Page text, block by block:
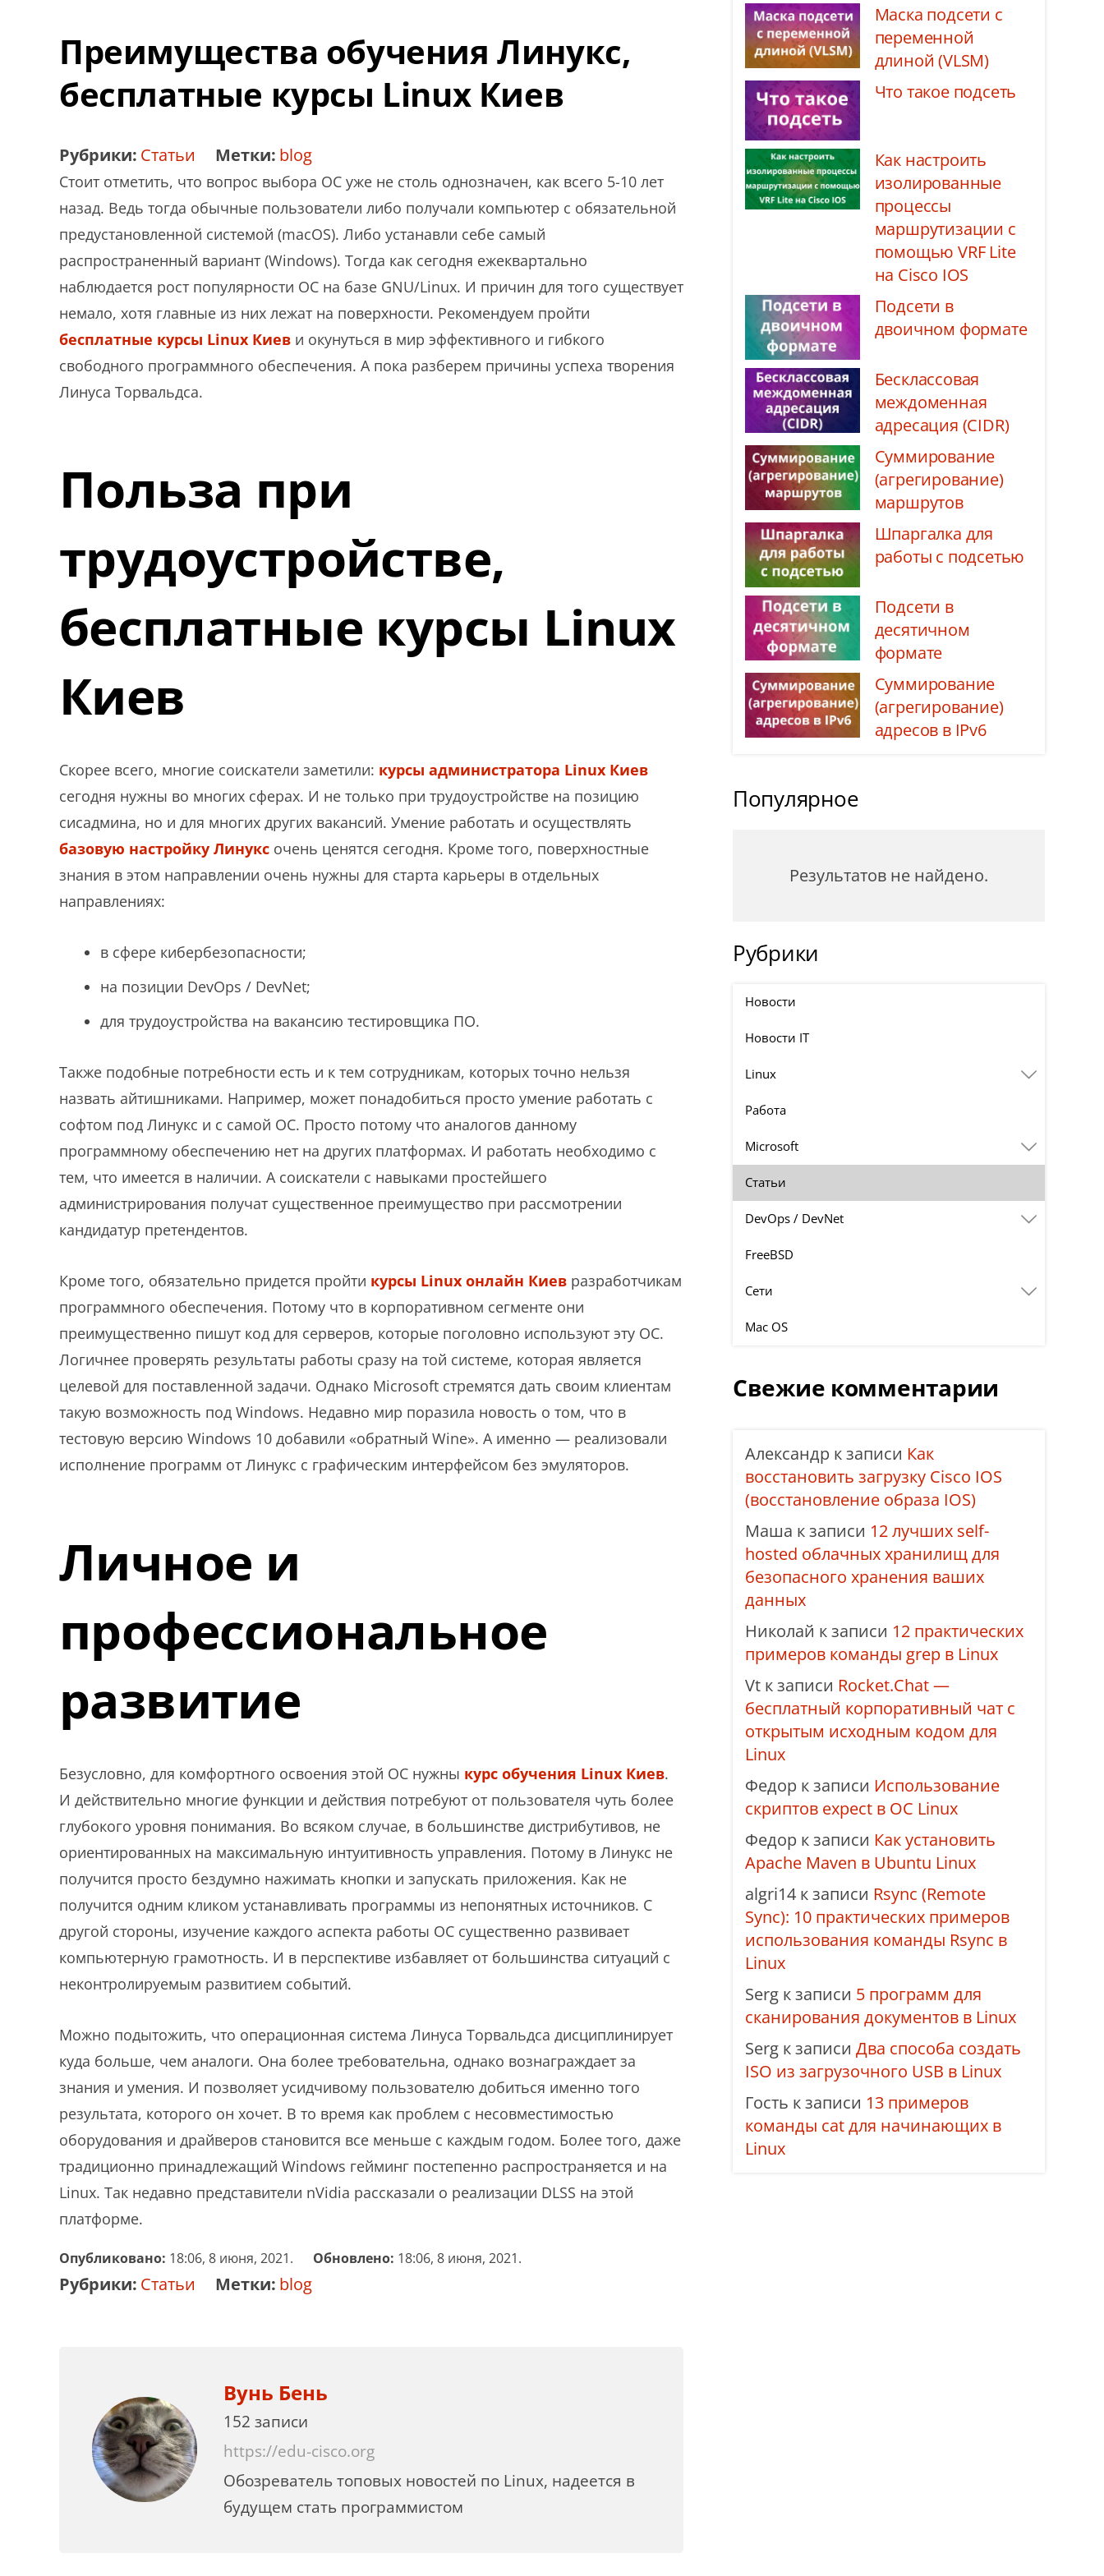
Преимущества обучения Линукс,
бесплатные курсы Linux Киев
Рубрики: Статьи Метки: blog
Стоит отметить, что вопрос выбора ОС уже не столь однозначен, как всего 5-10 лет
назад. Ведь тогда обычные пользователи либо получали компьютер с обязательной
предустановленной системой (macOS). Либо устанавли себе самый
распространенный вариант (Windows). Тогда как сегодня ежеквартально
наблюдается рост популярности ОС на базе GNU/Linux. И причин для того существует
немало, хотя главные из них лежат на поверхности. Рекомендуем пройти
бесплатные курсы Linux Киев и окунуться в мир эффективного и гибкого
свободного программного обеспечения. А пока разберем причины успеха творения
Линуса Торвальдса.
Польза при
трудоустройстве,
бесплатные курсы Linux
Киев
Скорее всего, многие соискатели заметили: курсы администратора Linux Киев
сегодня нужны во многих сферах. И не только при трудоустройстве на позицию
сисадмина, но и для многих других вакансий. Умение работать и осуществлять
базовую настройку Линукс очень ценятся сегодня. Кроме того, поверхностные
знания в этом направлении очень нужны для старта карьеры в отдельных
направлениях:
в сфере кибербезопасности;
на позиции DevOps / DevNet;
для трудоустройства на вакансию тестировщика ПО.
Также подобные потребности есть и к тем сотрудникам, которых точно нельзя
назвать айтишниками. Например, может понадобиться просто умение работать с
софтом под Линукс и с самой ОС. Просто потому что аналогов данному
программному обеспечению нет на других платформах. И работать необходимо с
тем, что имеется в наличии. А соискатели с навыками простейшего
администрирования получат существенное преимущество при рассмотрении
кандидатур претендентов.
Кроме того, обязательно придется пройти курсы Linux онлайн Киев разработчикам
программного обеспечения. Потому что в корпоративном сегменте они
преимущественно пишут код для серверов, которые поголовно используют эту ОС.
Логичнее проверять результаты работы сразу на той системе, которая является
целевой для поставленной задачи. Однако Microsoft стремятся дать своим клиентам
такую возможность под Windows. Недавно мир поразила новость о том, что в
тестовую версию Windows 10 добавили «обратный Wine». А именно — реализовали
исполнение программ от Линукс с графическим интерфейсом без эмуляторов.
Личное и
профессиональное
развитие
Безусловно, для комфортного освоения этой ОС нужны курс обучения Linux Киев.
И действительно многие функции и действия потребуют от пользователя чуть более
глубокого уровня понимания. Во всяком случае, в большинстве дистрибутивов, не
ориентированных на максимальную интуитивность управления. Потому в Линукс не
получится просто бездумно нажимать кнопки и запускать приложения. Как не
получится одним кликом устанавливать программы из непонятных источников. С
другой стороны, изучение каждого аспекта работы ОС существенно развивает
компьютерную грамотность. И в перспективе избавляет от большинства ситуаций с
неконтролируемым развитием событий.
Можно подытожить, что операционная система Линуса Торвальдса дисциплинирует
куда больше, чем аналоги. Она более требовательна, однако вознаграждает за
знания и умения. И позволяет усидчивому пользователю добиться именно того
результата, которого он хочет. В то время как проблем с несовместимостью
оборудования и драйверов становится все меньше с каждым годом. Более того, даже
традиционно принадлежащий Windows гейминг постепенно распространяется и на
Linux. Так недавно представители nVidia рассказали о реализации DLSS на этой
платформе.
Опубликовано: 18:06, 8 июня, 2021. Обновлено: 18:06, 8 июня, 2021.
Рубрики: Статьи Метки: blog
Вунь Бень
152 записи
https://edu-cisco.org
Обозреватель топовых новостей по Linux, надеется в
будущем стать программистом
Маска подсети с
переменной
длиной (VLSM)
Что такое подсеть
Как настроить
изолированные
процессы
маршрутизации с
помощью VRF Lite
на Cisco IOS
Подсети в
двоичном формате
Бесклассовая
междоменная
адресация (CIDR)
Суммирование
(агрегирование)
маршрутов
Шпаргалка для
работы с подсетью
Подсети в
десятичном
формате
Суммирование
(агрегирование)
адресов в IPv6
Популярное
Результатов не найдено.
Рубрики
Новости
Новости IT
Linux
Работа
Microsoft
Статьи
DevOps / DevNet
FreeBSD
Сети
Mac OS
Свежие комментарии
Александр к записи Как
восстановить загрузку Cisco IOS
(восстановление образа IOS)
Маша к записи 12 лучших self-
hosted облачных хранилищ для
безопасного хранения ваших
данных
Николай к записи 12 практических
примеров команды grep в Linux
Vt к записи Rocket.Chat —
бесплатный корпоративный чат с
открытым исходным кодом для
Linux
Федор к записи Использование
скриптов expect в ОС Linux
Федор к записи Как установить
Apache Maven в Ubuntu Linux
algri14 к записи Rsync (Remote
Sync): 10 практических примеров
использования команды Rsync в
Linux
Serg к записи 5 программ для
сканирования документов в Linux
Serg к записи Два способа создать
ISO из загрузочного USB в Linux
Гость к записи 13 примеров
команды cat для начинающих в
Linux